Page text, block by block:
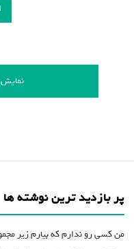
پر بازدید ترین نوشته ها
من کسی رو ندارم که بیارم زیر